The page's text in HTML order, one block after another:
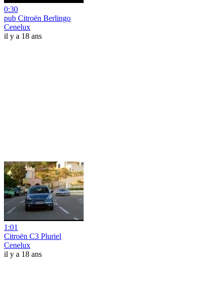
0:30
pub Citroën Berlingo
Cenelux
il y a 18 ans
1:01
Citroën C3 Pluriel
Cenelux
il y a 18 ans